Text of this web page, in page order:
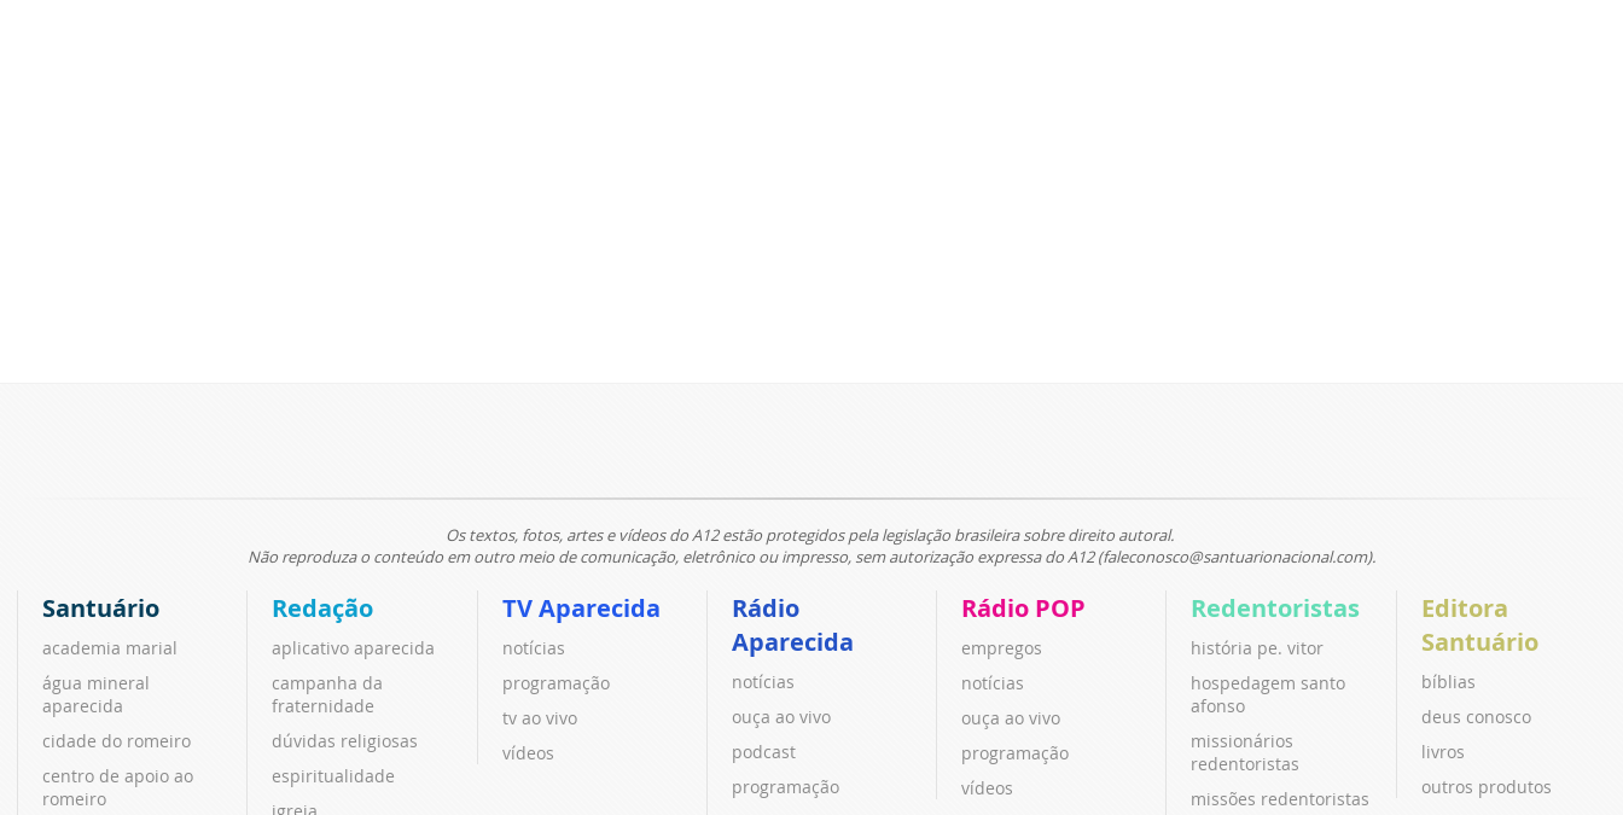
Os textos, fotos, artes e vídeos do A12 estão protegidos pela legislação brasileira sobre direito autoral.
Não reproduza o conteúdo em outro meio de comunicação, eletrônico ou impresso, sem autorização expressa do A12 (faleconosco@santuarionacional.com).
Santuário
academia marial
água mineral
aparecida
cidade do romeiro
centro de apoio ao
romeiro
Redação
aplicativo aparecida
campanha da
fraternidade
dúvidas religiosas
espiritualidade
igreja
TV Aparecida
notícias
programação
tv ao vivo
vídeos
Rádio
Aparecida
notícias
ouça ao vivo
podcast
programação
Rádio POP
empregos
notícias
ouça ao vivo
programação
vídeos
Redentoristas
história pe. vitor
hospedagem santo
afonso
missionários
redentoristas
missões redentoristas
Editora
Santuário
bíblias
deus conosco
livros
outros produtos